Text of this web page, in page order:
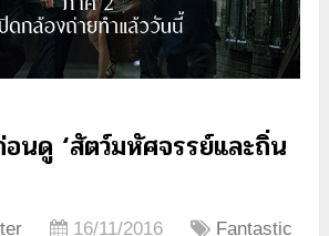
อนดู ‘สัตว์มหัศจรรย์และถิ่น
16/11/2016
Fantastic